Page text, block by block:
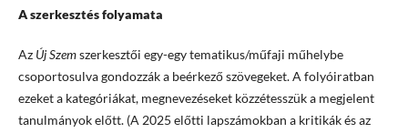
A szerkesztés folyamata
Az Új Szemszerkesztői egy-egy tematikus/műfaji műhelybe
csoportosulva gondozzák a beérkező szövegeket. A folyóiratban
ezeket a kategóriákat, megnevezéseket közzétesszük a megjelent
tanulmányok előtt. (A 2025 előtti lapszámokban a kritikák és az